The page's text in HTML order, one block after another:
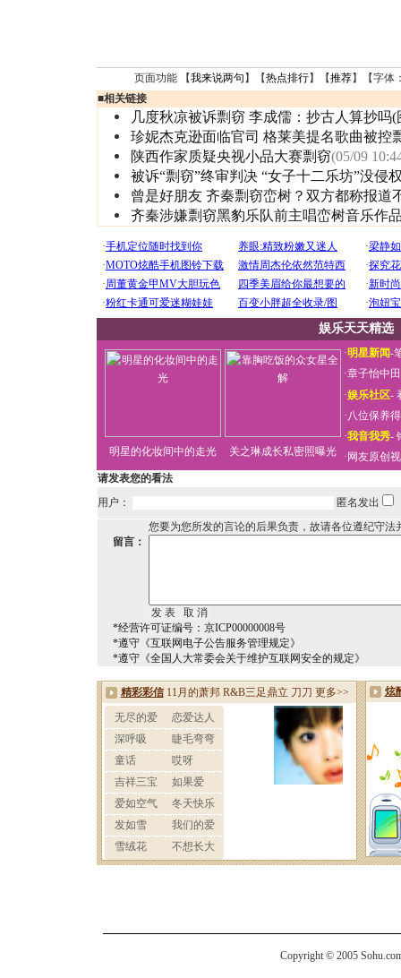
页面功能 【我来说两句 】【热点排行】【推荐】【字体
■相关链接
几度秋凉被诉剽窃 李成儒：抄古人算抄吗(
珍妮杰克逊面临官司 格莱美提名歌曲被控
陕西作家质疑央视小品大赛剽窃(05/09
被诉“剽窃”终审判决 “女子十二乐坊”没侵
曾是好朋友 齐秦剽窃峦树？双方都称报道
齐秦涉嫌剽窃黑豹乐队前主唱峦树音乐作
娱乐天天精选
明星的化妆间中的走光 关之琳成长私密照曝光
·明星新闻-
·章子怡中
·娱乐社区-
·八位保养
·我音我秀-
· 网友原创
请发表您的看法
用户：
匿名发出
您要为您所发的言论的后果负责，故请各位遵纪守法
留言：
*经营许可证编号：京ICP00000008号
*遵守《互联网电子公告服务管理规定》
*遵守《全国人大常委会关于维护互联网安全的规定》
Copyright © 2005